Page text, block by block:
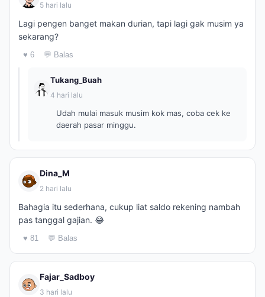
5 hari lalu
Lagi pengen banget makan durian, tapi lagi gak musim ya
sekarang?
♥ 6 💬 Balas
Tukang_Buah
4 hari lalu
Udah mulai masuk musim kok mas, coba cek ke
daerah pasar minggu.
Dina_M
2 hari lalu
Bahagia itu sederhana, cukup liat saldo rekening nambah
pas tanggal gajian. 😂
♥ 81 💬 Balas
Fajar_Sadboy
3 hari lalu